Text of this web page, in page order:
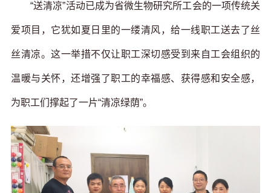
“送清凉”活动已成为省微生物研究所工会的一项传统关
爱项目，它犹如夏日里的一缕清风，给一线职工送去了丝
丝清凉。这一举措不仅让职工深切感受到来自工会组织的
温暖与关怀，还增强了职工的幸福感、获得感和安全感，
为职工们撑起了一片“清凉绿荫”。